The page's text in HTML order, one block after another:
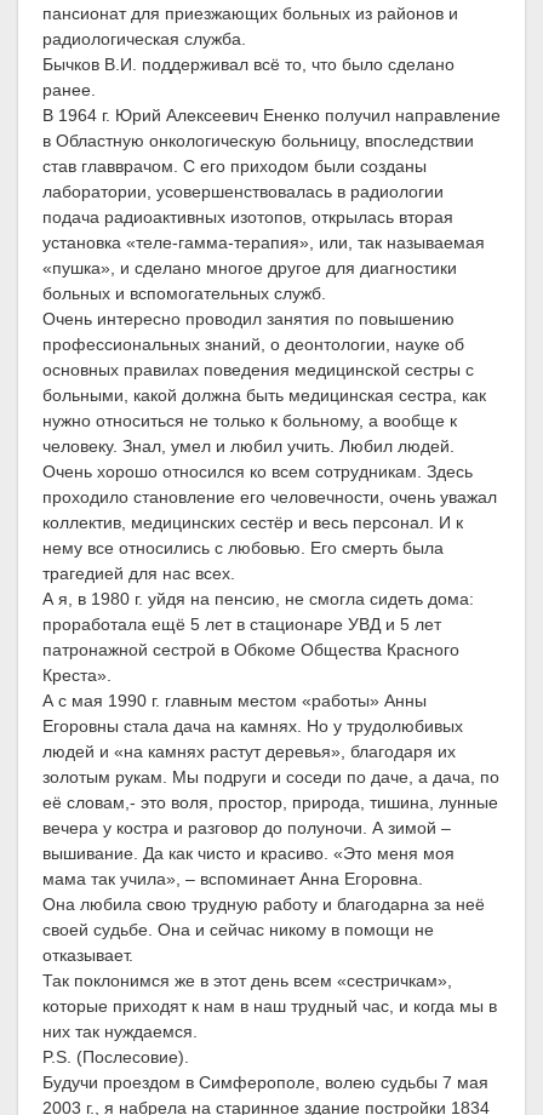
пансионат для приезжающих больных из районов и
радиологическая служба.
Бычков В.И. поддерживал всё то, что было сделано
ранее.
В 1964 г. Юрий Алексеевич Ененко получил направление
в Областную онкологическую больницу, впоследствии
став главврачом. С его приходом были созданы
лаборатории, усовершенствовалась в радиологии
подача радиоактивных изотопов, открылась вторая
установка «теле-гамма-терапия», или, так называемая
«пушка», и сделано многое другое для диагностики
больных и вспомогательных служб.
Очень интересно проводил занятия по повышению
профессиональных знаний, о деонтологии, науке об
основных правилах поведения медицинской сестры с
больными, какой должна быть медицинская сестра, как
нужно относиться не только к больному, а вообще к
человеку. Знал, умел и любил учить. Любил людей.
Очень хорошо относился ко всем сотрудникам. Здесь
проходило становление его человечности, очень уважал
коллектив, медицинских сестёр и весь персонал. И к
нему все относились с любовью. Его смерть была
трагедией для нас всех.
А я, в 1980 г. уйдя на пенсию, не смогла сидеть дома:
проработала ещё 5 лет в стационаре УВД и 5 лет
патронажной сестрой в Обкоме Общества Красного
Креста».
А с мая 1990 г. главным местом «работы» Анны
Егоровны стала дача на камнях. Но у трудолюбивых
людей и «на камнях растут деревья», благодаря их
золотым рукам. Мы подруги и соседи по даче, а дача, по
её словам,- это воля, простор, природа, тишина, лунные
вечера у костра и разговор до полуночи. А зимой –
вышивание. Да как чисто и красиво. «Это меня моя
мама так учила», – вспоминает Анна Егоровна.
Она любила свою трудную работу и благодарна за неё
своей судьбе. Она и сейчас никому в помощи не
отказывает.
Так поклонимся же в этот день всем «сестричкам»,
которые приходят к нам в наш трудный час, и когда мы в
них так нуждаемся.
P.S. (Послесовие).
Будучи проездом в Симферополе, волею судьбы 7 мая
2003 г., я набрела на старинное здание постройки 1834